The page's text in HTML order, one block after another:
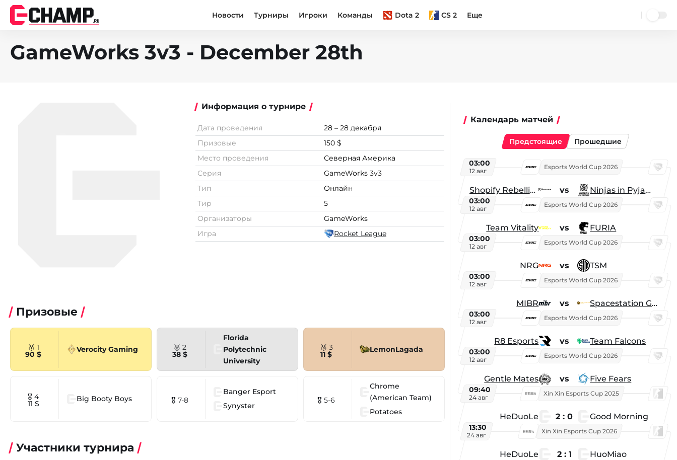
Новости Турниры Игроки Команды Dota 2 CS 2 Еще
GameWorks 3v3 - December 28th
Информация о турнире
Дата проведения
28 – 28 декабря
Призовые
150 $
Место проведения
Северная Америка
Серия
GameWorks 3v3
Тип
Онлайн
Тир
5
Организаторы
GameWorks
Игра
Rocket League
Призовые
🥇 1
90 $
Verocity Gaming 🥈 2
38 $
Florida
Polytechnic
University
🥉 3
11 $
LemonLagada
🎖 4
11 $
Big Booty Boys 🎖 7-8
Banger Esport
Synyster
🎖 5-6
Chrome
(American Team)
Potatoes
Участники турнира
Календарь матчей
Предстоящие Прошедшие
03:00
12 авг
Esports World Cup 2026
Shopify Rebellion vs Ninjas in Pyjamas
03:00
12 авг
Esports World Cup 2026
Team Vitality vs FURIA
03:00
12 авг
Esports World Cup 2026
NRG vs TSM
03:00
12 авг
Esports World Cup 2026
MIBR vs Spacestation Gaming
03:00
12 авг
Esports World Cup 2026
R8 Esports vs Team Falcons
03:00
12 авг
Esports World Cup 2026
Gentle Mates vs Five Fears
09:40
24 авг
Xin Xin Esports Cup 2025
HeDuoLe 2 : 0 Good Morning
13:30
24 авг
Xin Xin Esports Cup 2026
HeDuoLe 2 : 1 HuoMiao